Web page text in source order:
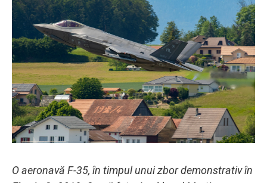
O aeronavă F-35, în timpul unui zbor demonstrativ în